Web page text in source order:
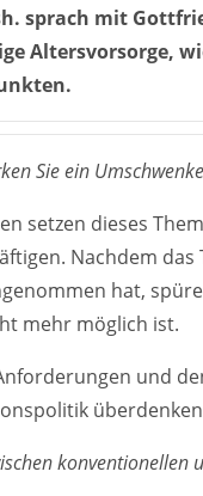
sprach mit
Altersvorsorge,
Sie ein
setzen dieses
Nachdem
hat,
mehr möglich ist.
und
konventionellen